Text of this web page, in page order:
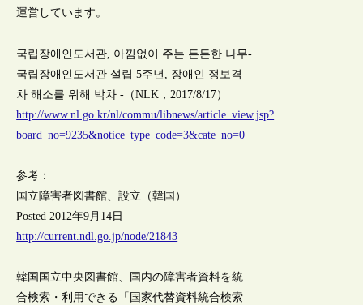
運営しています。
국립장애인도서관, 아낌없이 주는 든든한 나무-
국립장애인도서관 설립 5주년, 장애인 정보격
차 해소를 위해 박차 -（NLK，2017/8/17）
http://www.nl.go.kr/nl/commu/libnews/article_view.jsp?
board_no=9235&notice_type_code=3&cate_no=0
参考：
国立障害者図書館、設立（韓国）
Posted 2012年9月14日
http://current.ndl.go.jp/node/21843
韓国国立中央図書館、国内の障害者資料を統
合検索・利用できる「国家代替資料統合検索